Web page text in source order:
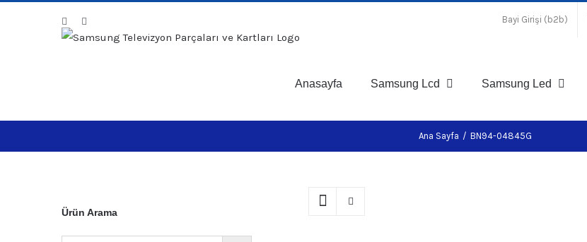
Facebook Bayi Girişi (b2b)
Anasayfa Samsung Lcd Samsung Led
Ana Sayfa / BN94-04845G
Ürün Arama